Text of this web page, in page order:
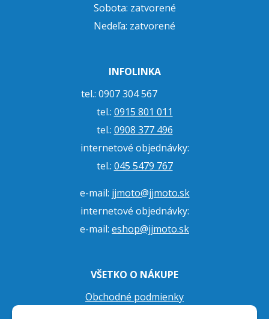
Sobota: zatvorené
Nedeľa: zatvorené
INFOLINKA
tel.: 0907 304 567
tel.: 0915 801 011
tel.: 0908 377 496
internetové objednávky:
tel.: 045 5479 767
e-mail: jjmoto@jjmoto.sk
internetové objednávky:
e-mail: eshop@jjmoto.sk
VŠETKO O NÁKUPE
Obchodné podmienky